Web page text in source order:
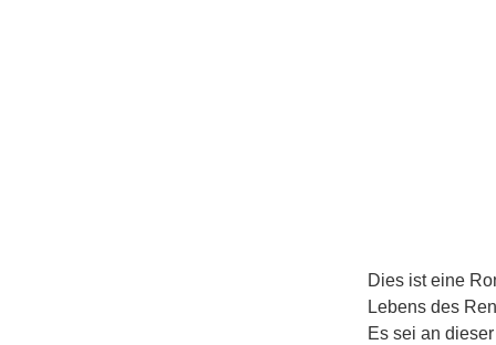
Dies ist eine
Lebens des
Es sei an